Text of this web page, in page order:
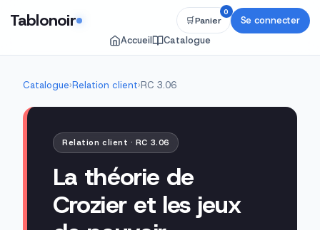
Tablonoir
Accueil Catalogue
🛒Panier
0
Se connecter
Catalogue›Relation client›RC 3.06
Relation client · RC 3.06
La théorie de
Crozier et les jeux